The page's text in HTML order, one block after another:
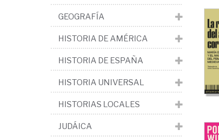
y
GEOGRAFÍA
HISTORIA DE AMÉRICA
HISTORIA DE ESPAÑA
HISTORIA UNIVERSAL
HISTORIAS LOCALES
JUDÁICA